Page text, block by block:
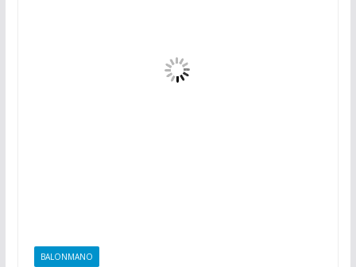
BALONMANO